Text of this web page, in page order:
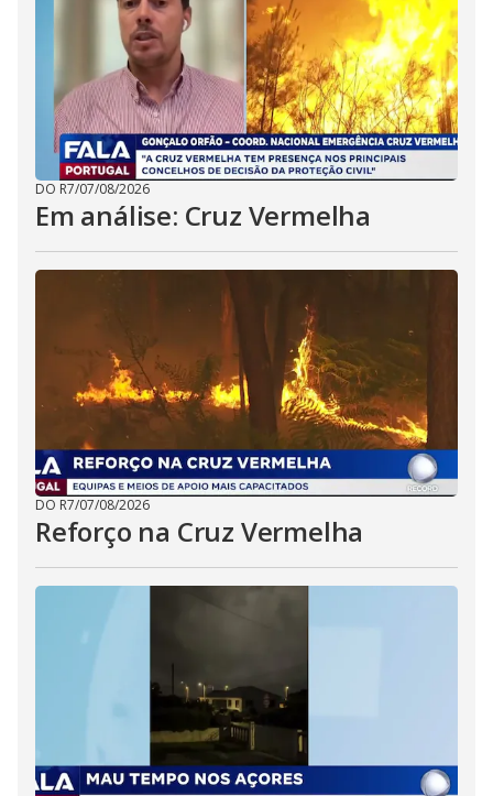
DO R7/07/08/2026
Em análise: Cruz Vermelha
DO R7/07/08/2026
Reforço na Cruz Vermelha